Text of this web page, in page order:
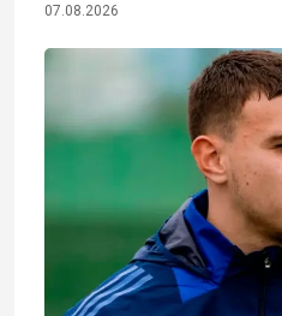
07.08.2026